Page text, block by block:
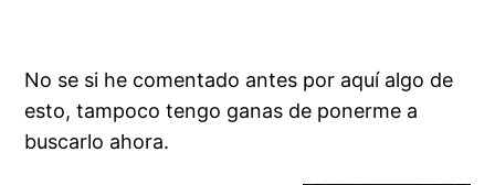
No se si he comentado antes por aquí algo de
esto, tampoco tengo ganas de ponerme a
buscarlo ahora.